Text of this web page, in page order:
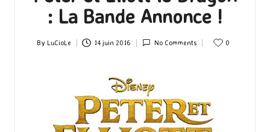
: La Bande Annonce !
Posted
By LuCioLe 14 juin 2016 No Comments 0